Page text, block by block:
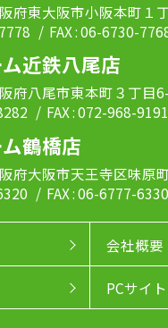
府東大阪市小阪本町１
/ FAX : 06-6730-
近鉄八尾店
府八尾市東本町３丁目
/ FAX : 072-968-9191
鶴橋店
府大阪市天王寺区味原
/ FAX : 06-6777-6330
会社概要
PCサイト